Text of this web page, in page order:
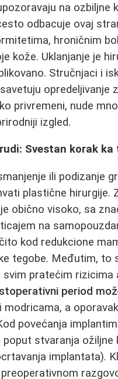
na ozbiljne
odbacuje ovaj
hroničnim
kože. Uklanjanje je
Stručnjaci i
opredeljivanje
privremeni, nude
izgled.
Svestan korak
ili podizanje
plastične hirurgije.
obično visoko, sa
na
kod redukcione
tegobe. Međutim, to
svim pratećim rizicima
period
modricama, a
povećanja
poput stvaranja ožiljne
implantata).